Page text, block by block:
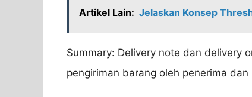
Artikel Lain: Jelaskan Konsep
Summary: Delivery note dan delivery
pengiriman barang oleh penerima dan